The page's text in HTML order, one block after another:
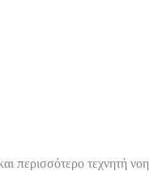
περισσότερο τεχνητή